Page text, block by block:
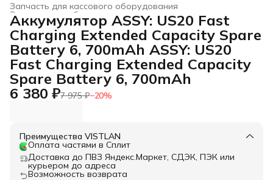
Запчасть для кассового оборудования
Электронное оборудование для торговли
Электроника ›
Главная ›
Аккумулятор ASSY: US20 Fast
Charging Extended Capacity Spare
Battery 6, 700mAh ASSY: US20
Fast Charging Extended Capacity
Spare Battery 6, 700mAh
6 380 ₽7 975 ₽−20%
Преимущества VISTLAN
Оплата частями в Сплит
Доставка до ПВЗ Яндекс.Маркет, СДЭК, ПЭК или
курьером до адреса
Возможность возврата